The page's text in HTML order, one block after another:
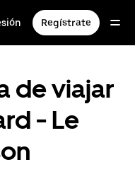
Regístrate
de viajar
- Le